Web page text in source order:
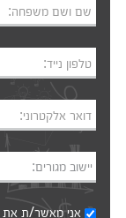
שם ושם משפחה:
טלפון נייד:
דואר אלקטרוני:
יישוב מגורים:
אני מאשר/ת את